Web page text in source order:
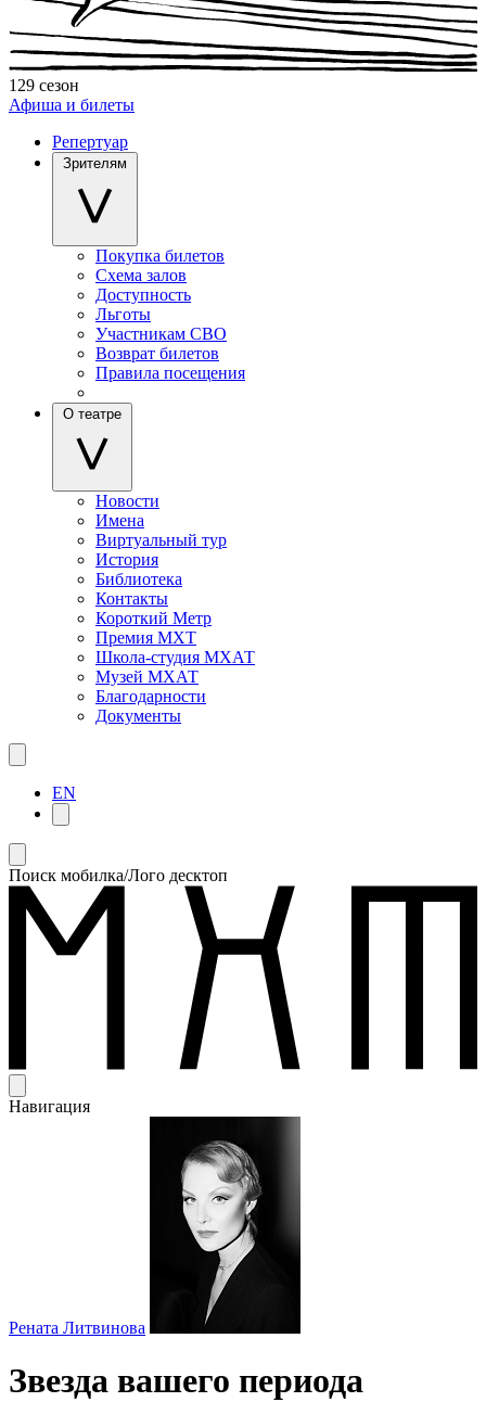
129 сезон
Афиша и билеты
Репертуар
Зрителям
Покупка билетов
Схема залов
Доступность
Льготы
Участникам СВО
Возврат билетов
Правила посещения
О театре
Новости
Имена
Виртуальный тур
История
Библиотека
Контакты
Короткий Метр
Премия МХТ
Школа-студия МХАТ
Музей МХАТ
Благодарности
Документы
EN
Поиск мобилка/Лого десктоп
Навигация
Рената Литвинова
Звезда вашего периода